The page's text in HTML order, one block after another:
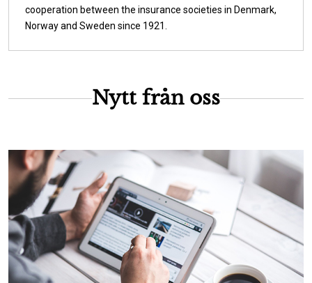
cooperation between the insurance societies in Denmark,
Norway and Sweden since 1921.
Nytt från oss